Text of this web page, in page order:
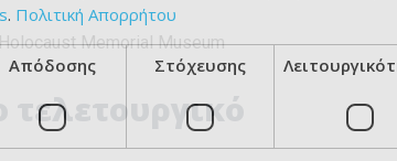
Memorial Museum
. Πολιτική Απορρήτου
Απόδοσης Στόχευσης